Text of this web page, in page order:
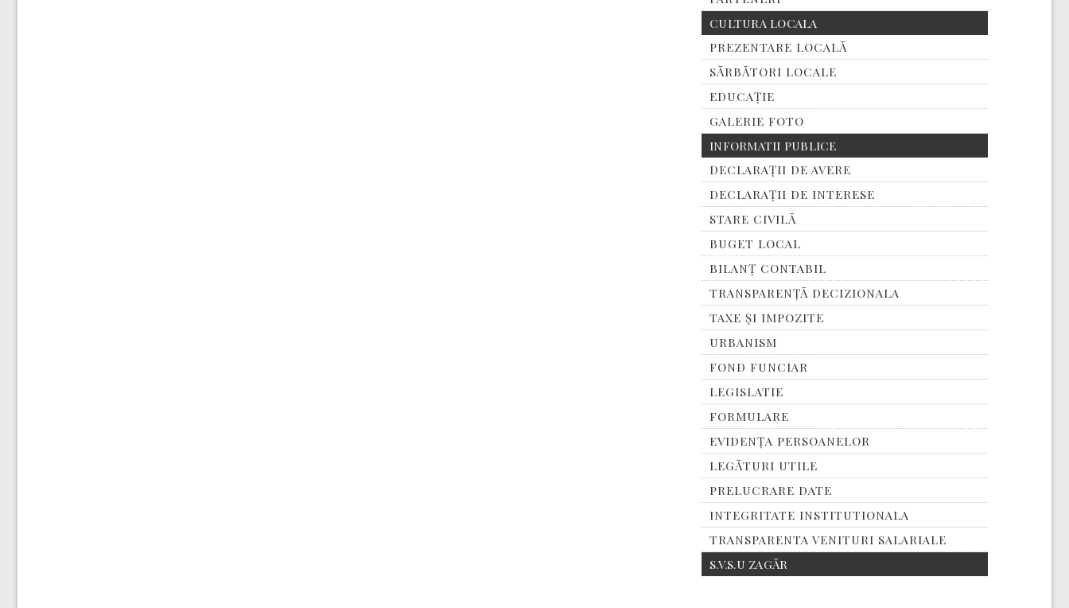
CULTURA LOCALA
PREZENTARE LOCALĂ
SĂRBĂTORI LOCALE
EDUCAȚIE
GALERIE FOTO
INFORMATII PUBLICE
DECLARAȚII DE AVERE
DECLARAȚII DE INTERESE
STARE CIVILĂ
BUGET LOCAL
BILANȚ CONTABIL
TRANSPARENȚĂ DECIZIONALA
TAXE ȘI IMPOZITE
URBANISM
FOND FUNCIAR
LEGISLATIE
FORMULARE
EVIDENȚA PERSOANELOR
LEGĂTURI UTILE
PRELUCRARE DATE
INTEGRITATE INSTITUTIONALA
TRANSPARENTA VENITURI SALARIALE
S.V.S.U ZAGĂR